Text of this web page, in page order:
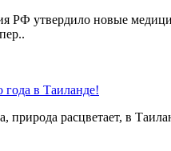
РФ утвердило новые
в Таиланде!
природа расцветает, в